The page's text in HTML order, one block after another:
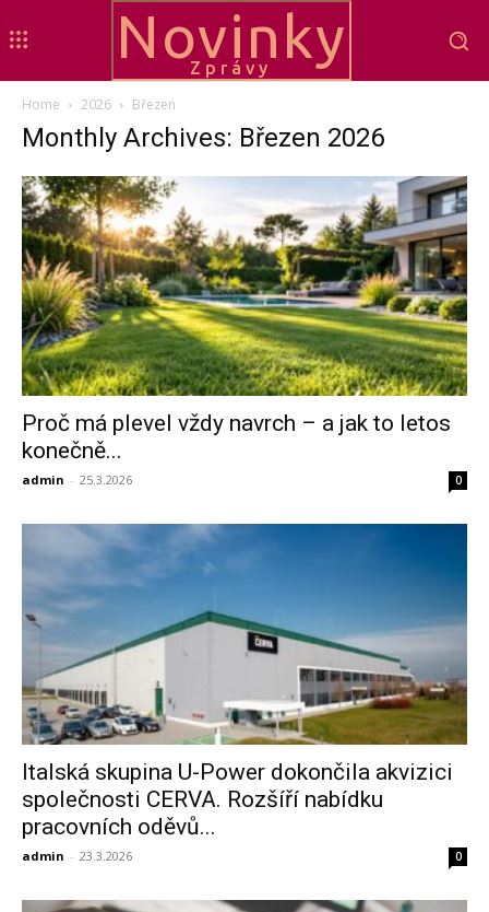
Novinky
Zprávy
Home 2026 Březen
Monthly Archives: Březen 2026
Proč má plevel vždy navrch – a jak to letos
konečně...
admin - 25.3.2026 0
Italská skupina U-Power dokončila akvizici
společnosti CERVA. Rozšíří nabídku
pracovních oděvů...
admin - 23.3.2026 0